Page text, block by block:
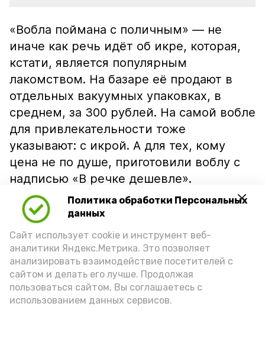
Политика обработки Персональных
данных
Сайт использует cookie и инструмент веб-
аналитики Яндекс.Метрика. Это позволяет
анализировать взаимодействие посетителей с
сайтом и делать его лучше. Продолжая
пользоваться сайтом, Вы соглашаетесь с
использованием данных сервисов.
«Вобла поймана с поличным» — не
иначе как речь идёт об икре, которая,
кстати, является популярным
лакомством. На базаре её продают в
отдельных вакуумных упаковках, в
среднем, за 300 рублей. На самой вобле
для привлекательности тоже
указывают: с икрой. А для тех, кому
цена не по душе, приготовили воблу с
надписью «В речке дешевле».